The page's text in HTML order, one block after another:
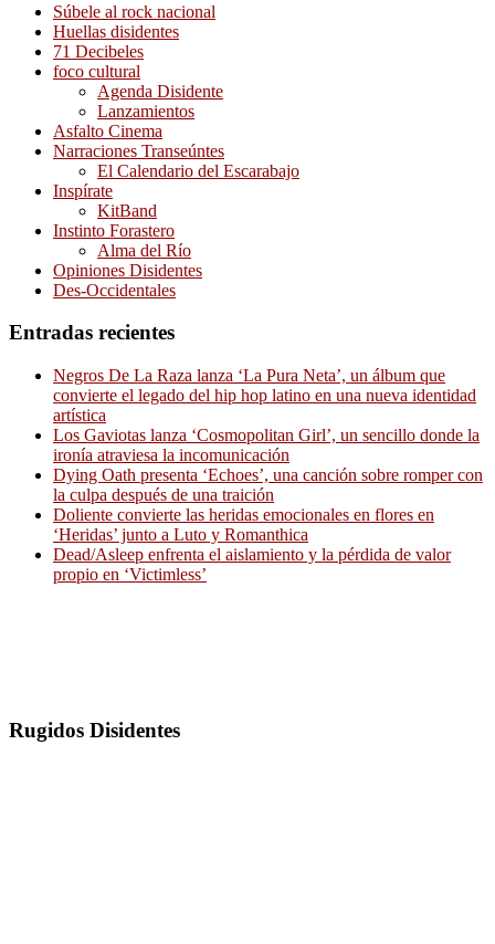
Súbele al rock nacional
Huellas disidentes
71 Decibeles
foco cultural
Agenda Disidente
Lanzamientos
Asfalto Cinema
Narraciones Transeúntes
El Calendario del Escarabajo
Inspírate
KitBand
Instinto Forastero
Alma del Río
Opiniones Disidentes
Des-Occidentales
Entradas recientes
Negros De La Raza lanza ‘La Pura Neta’, un álbum que
convierte el legado del hip hop latino en una nueva identidad
artística
Los Gaviotas lanza ‘Cosmopolitan Girl’, un sencillo donde la
ironía atraviesa la incomunicación
Dying Oath presenta ‘Echoes’, una canción sobre romper con
la culpa después de una traición
Doliente convierte las heridas emocionales en flores en
‘Heridas’ junto a Luto y Romanthica
Dead/Asleep enfrenta el aislamiento y la pérdida de valor
propio en ‘Victimless’
Rugidos Disidentes